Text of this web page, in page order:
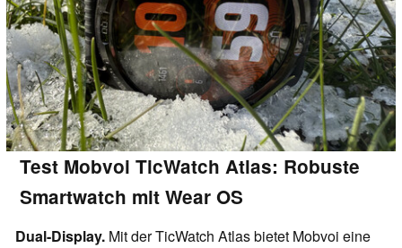
Test Mobvoi TicWatch Atlas: Robuste
Smartwatch mit Wear OS
Dual-Display. Mit der TicWatch Atlas bietet Mobvoi eine